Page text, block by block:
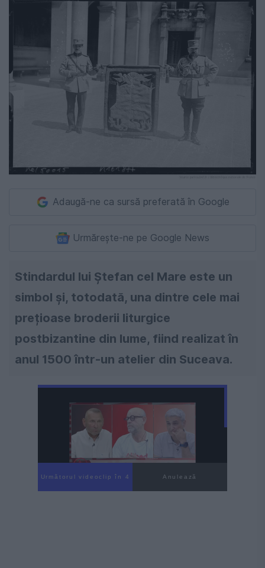
Adaugă-ne ca sursă preferată în Google
Urmărește-ne pe Google News
Stindardul lui Ștefan cel Mare este un
simbol și, totodată, una dintre cele mai
prețioase broderii liturgice
postbizantine din lume, fiind realizat în
anul 1500 într-un atelier din Suceava.
Următorul videoclip în 2 Anulează